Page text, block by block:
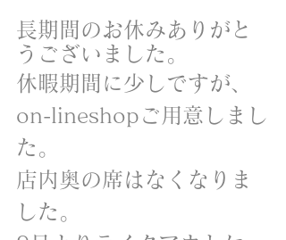
長期間のお休みありがと
うございました。
休暇期間に少しですが、
on-lineshopご用意しまし
た。
店内奥の席はなくなりま
した。